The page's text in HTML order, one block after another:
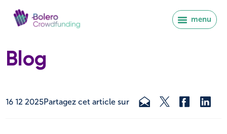
menu
Blog
16 12 2025Partagez cet article sur